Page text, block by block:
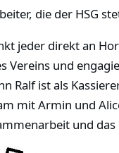
die der HSG
jeder direkt an
Vereins und
Ralf ist als
mit Armin und
und